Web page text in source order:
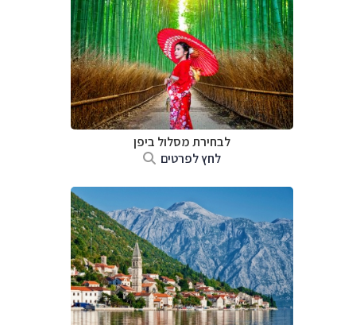
לבחירת מסלול ביפן
לחץ לפרטים